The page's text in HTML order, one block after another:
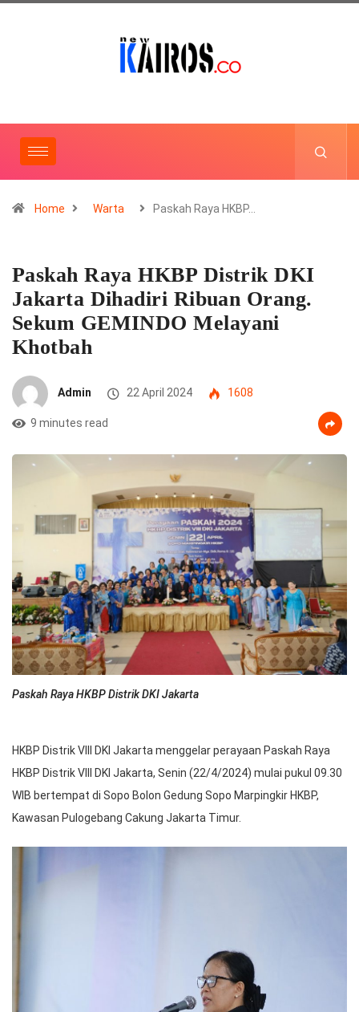
Home Warta Paskah Raya HKBP…
Paskah Raya HKBP Distrik DKI
Jakarta Dihadiri Ribuan Orang.
Sekum GEMINDO Melayani
Khotbah
Admin 22 April 2024 1608
9 minutes read
Paskah Raya HKBP Distrik DKI Jakarta
HKBP Distrik VIII DKI Jakarta menggelar perayaan Paskah Raya
HKBP Distrik VIII DKI Jakarta, Senin (22/4/2024) mulai pukul 09.30
WIB bertempat di Sopo Bolon Gedung Sopo Marpingkir HKBP,
Kawasan Pulogebang Cakung Jakarta Timur.